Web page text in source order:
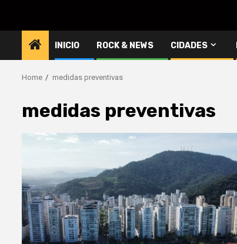
INICIO ROCK & NEWS CIDADES
Home medidas preventivas
medidas preventivas